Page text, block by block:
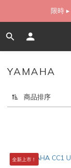
如需當日
限時
如需當日
YAMAHA
商品排序
全新上市！